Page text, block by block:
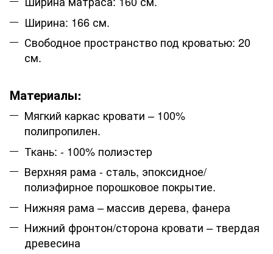
Ширина: 166 см.
Свободное пространство под кроватью: 20
см.
Материалы:
Мягкий каркас кровати – 100%
полипропилен.
Ткань: - 100% полиэстер
Верхняя рама - сталь, эпоксидное/
полиэфирное порошковое покрытие.
Нижняя рама – массив дерева, фанера
Нижний фронтон/сторона кровати – твердая
древесина